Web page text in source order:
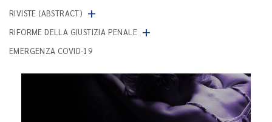
RIVISTE (ABSTRACT) +
RIFORME DELLA GIUSTIZIA PENALE +
EMERGENZA COVID-19